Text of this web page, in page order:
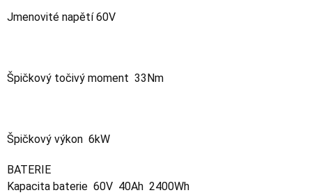
Jmenovité napětí 60V
Špičkový točivý moment 33Nm
Špičkový výkon 6kW
BATERIE
Kapacita baterie 60V 40Ah 2400Wh